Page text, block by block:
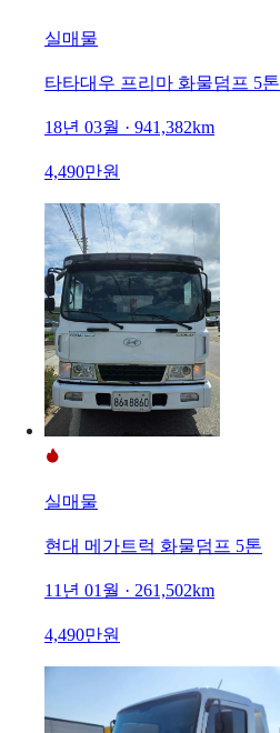
실매물
타타대우 프리마 화물덤프 5톤
18년 03월 · 941,382km
4,490만원
실매물
현대 메가트럭 화물덤프 5톤
11년 01월 · 261,502km
4,490만원